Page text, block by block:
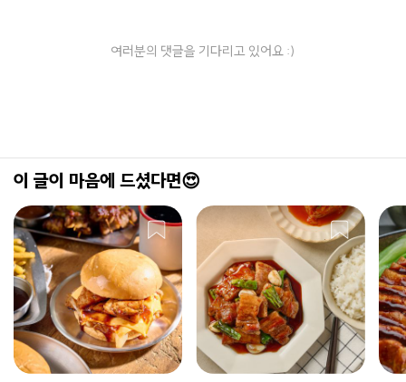
여러분의 댓글을 기다리고 있어요 :)
이 글이 마음에 드셨다면😍